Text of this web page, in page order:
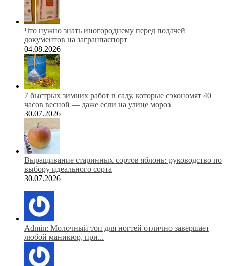
Что нужно знать иногороднему перед подачей
документов на загранпаспорт
04.08.2026
7 быстрых зимних работ в саду, которые сэкономят 40
часов весной — даже если на улице мороз
30.07.2026
Выращивание старинных сортов яблонь: руководство по
выбору идеального сорта
30.07.2026
Admin: Молочный топ для ногтей отлично завершает
любой маникюр, при...